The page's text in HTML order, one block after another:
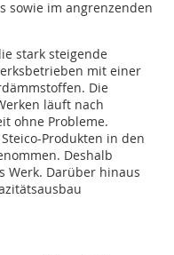
sowie im angrenzenden
stark steigende
mit einer
Die
läuft nach
ohne Probleme.
Produkten in den
Deshalb
Werk. Darüber hinaus